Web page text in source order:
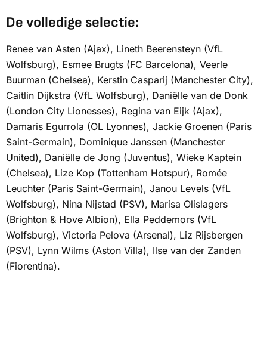
De volledige selectie:
Renee van Asten (Ajax), Lineth Beerensteyn (VfL
Wolfsburg), Esmee Brugts (FC Barcelona), Veerle
Buurman (Chelsea), Kerstin Casparij (Manchester City),
Caitlin Dijkstra (VfL Wolfsburg), Daniëlle van de Donk
(London City Lionesses), Regina van Eijk (Ajax),
Damaris Egurrola (OL Lyonnes), Jackie Groenen (Paris
Saint-Germain), Dominique Janssen (Manchester
United), Daniëlle de Jong (Juventus), Wieke Kaptein
(Chelsea), Lize Kop (Tottenham Hotspur), Romée
Leuchter (Paris Saint-Germain), Janou Levels (VfL
Wolfsburg), Nina Nijstad (PSV), Marisa Olislagers
(Brighton & Hove Albion), Ella Peddemors (VfL
Wolfsburg), Victoria Pelova (Arsenal), Liz Rijsbergen
(PSV), Lynn Wilms (Aston Villa), Ilse van der Zanden
(Fiorentina).